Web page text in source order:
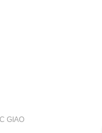
GIAO